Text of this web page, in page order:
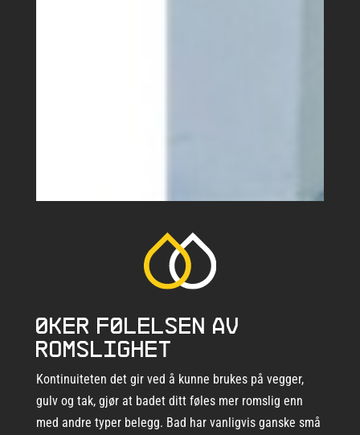
Øker følelsen av
romslighet
Kontinuiteten det gir ved å kunne brukes på vegger,
gulv og tak, gjør at badet ditt føles mer romslig enn
med andre typer belegg. Bad har vanligvis ganske små